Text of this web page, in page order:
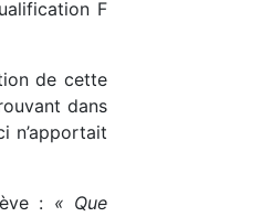
F
de cette
dans
n’apportait
: « Que